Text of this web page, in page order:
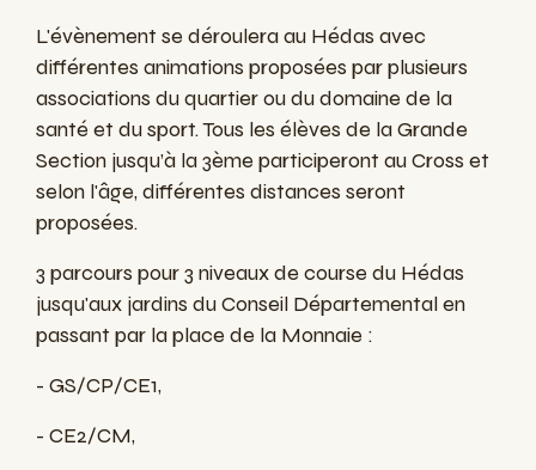
L'évènement se déroulera au Hédas avec
différentes animations proposées par plusieurs
associations du quartier ou du domaine de la
santé et du sport. Tous les élèves de la Grande
Section jusqu’à la 3ème participeront au Cross et
selon l'âge, différentes distances seront
proposées.
3 parcours pour 3 niveaux de course du Hédas
jusqu'aux jardins du Conseil Départemental en
passant par la place de la Monnaie :
- GS/CP/CE1,
- CE2/CM,